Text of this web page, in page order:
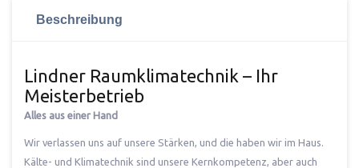
Beschreibung
Lindner Raumklimatechnik – Ihr
Meisterbetrieb
Alles aus einer Hand
Wir verlassen uns auf unsere Stärken, und die haben wir im Haus.
Kälte- und Klimatechnik sind unsere Kernkompetenz, aber auch